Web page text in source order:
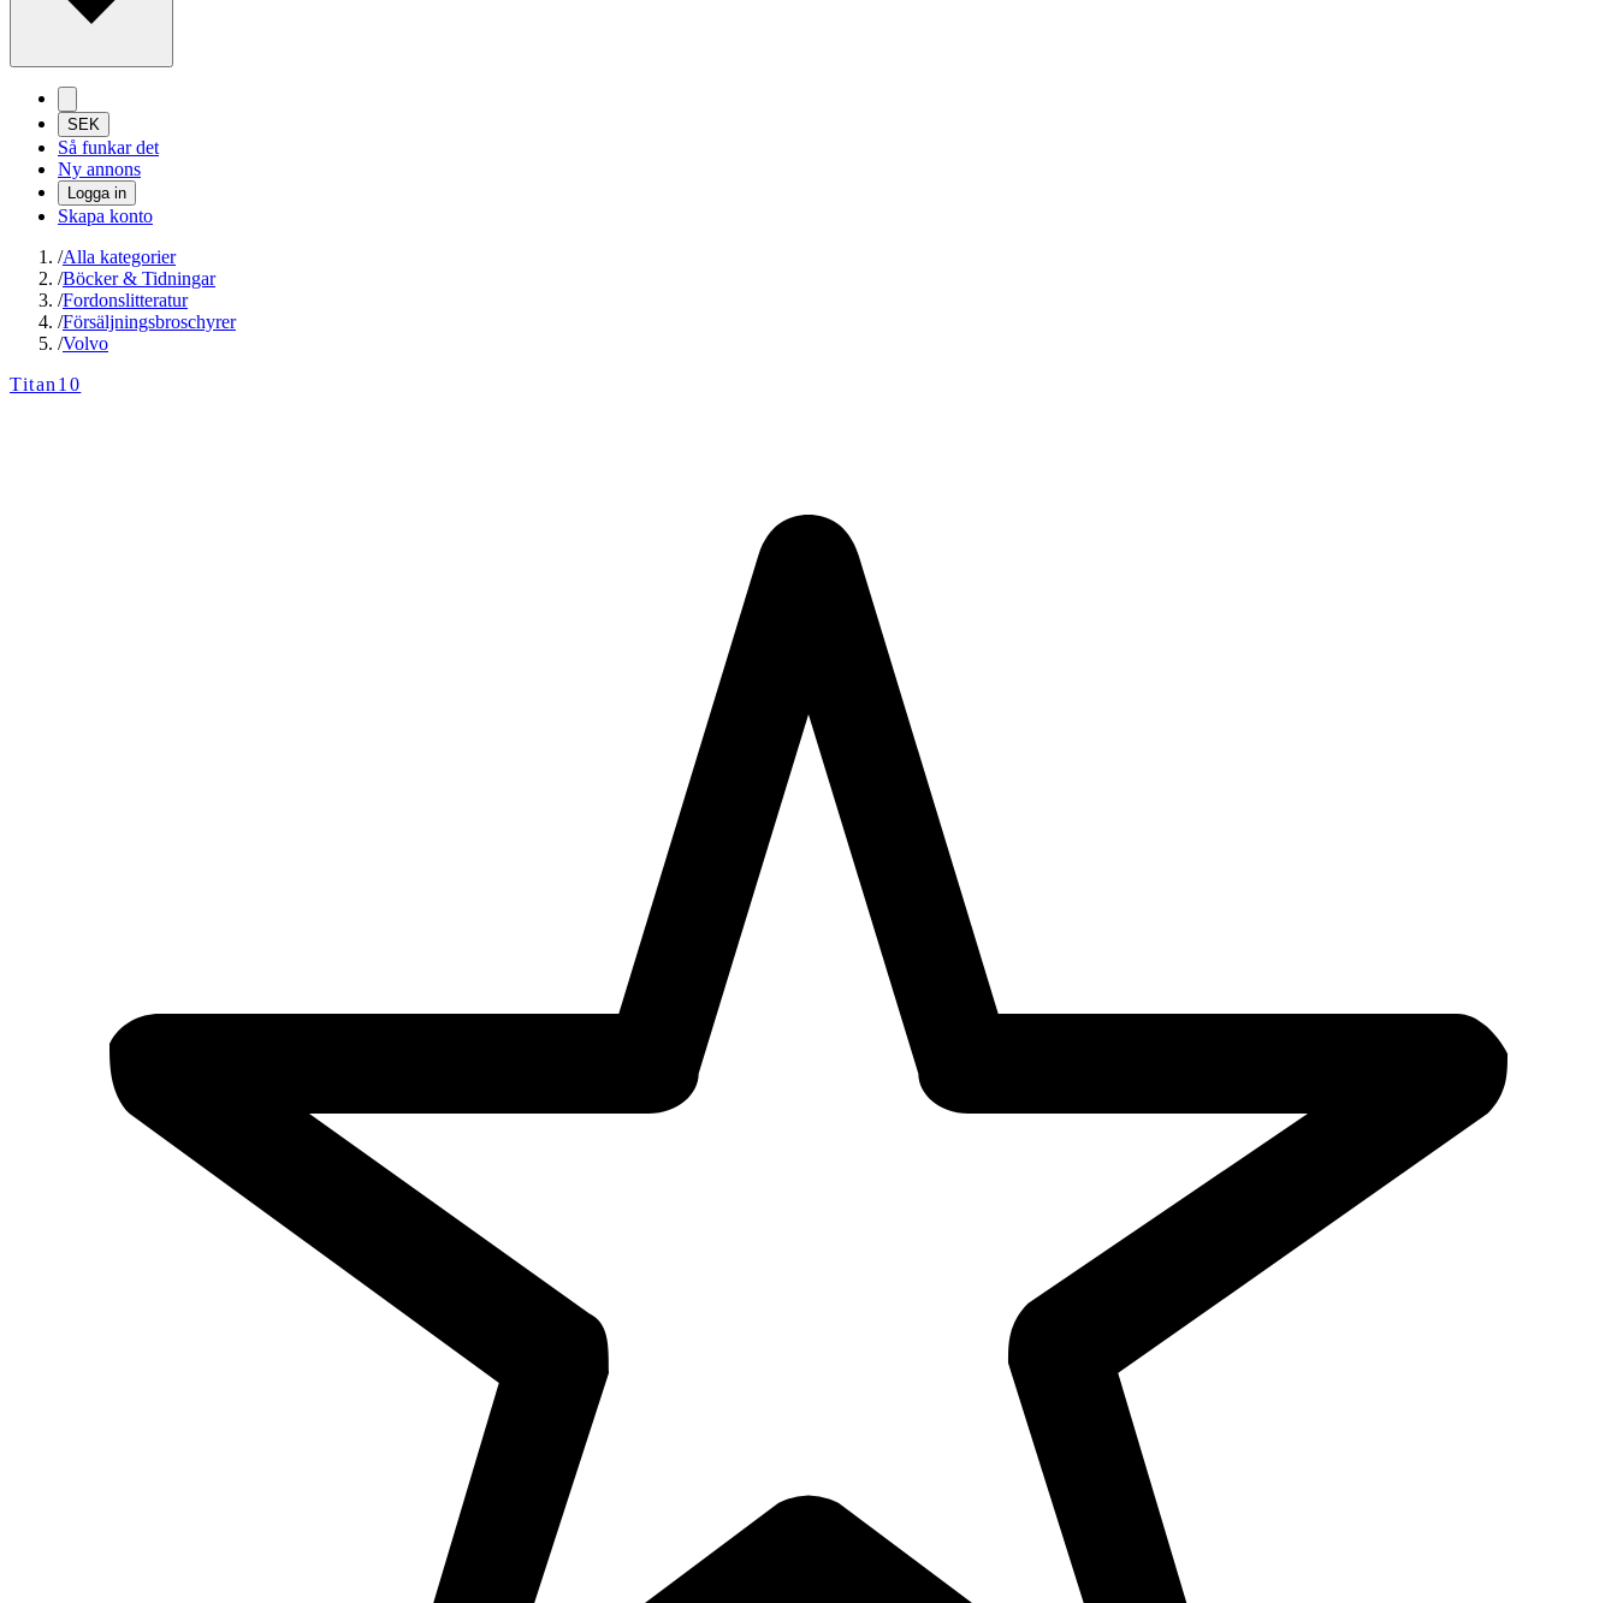
SEK
Så funkar det
Ny annons
Logga in
Skapa konto
/Alla kategorier
/Böcker & Tidningar
/Fordonslitteratur
/Försäljningsbroschyrer
/Volvo
Titan10